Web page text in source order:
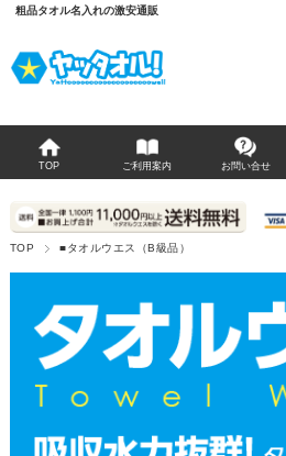
粗品タオル名入れの激安通販
TOP ご利用案内 お問い合せ
TOP ■タオルウエス（B級品）